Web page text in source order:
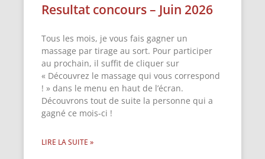
Resultat concours – Juin 2026
Tous les mois, je vous fais gagner un
massage par tirage au sort. Pour participer
au prochain, il suffit de cliquer sur
« Découvrez le massage qui vous correspond
! » dans le menu en haut de l’écran.
Découvrons tout de suite la personne qui a
gagné ce mois-ci !
LIRE LA SUITE »